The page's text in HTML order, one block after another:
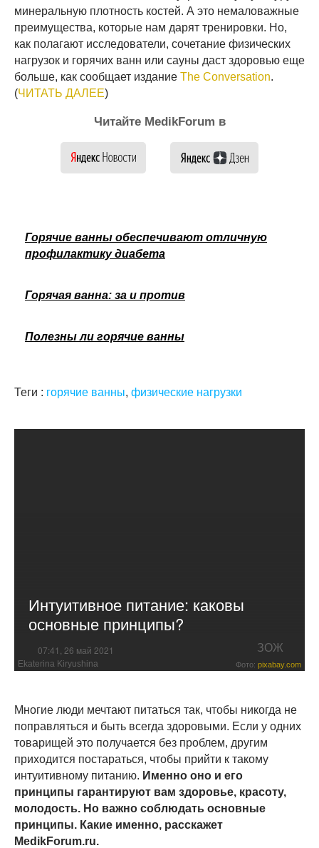
минеральную плотность костей. А это немаловажные
преимущества, которые нам дарят тренировки. Но,
как полагают исследователи, сочетание физических
нагрузок и горячих ванн или сауны даст здоровью еще
больше, как сообщает издание The Сonversation.
(ЧИТАТЬ ДАЛЕЕ)
Читайте MedikForum в
Горячие ванны обеспечивают отличную
профилактику диабета
Горячая ванна: за и против
Полезны ли горячие ванны
Теги : горячие ванны, физические нагрузки
Интуитивное питание: каковы
основные принципы?
07:41, 26 май 2021 ЗОЖ
Ekaterina Kiryushina Фото: pixabay.com
Многие люди мечтают питаться так, чтобы никогда не
поправляться и быть всегда здоровыми. Если у одних
товарищей это получается без проблем, другим
приходится постараться, чтобы прийти к такому
интуитивному питанию. Именно оно и его
принципы гарантируют вам здоровье, красоту,
молодость. Но важно соблюдать основные
принципы. Какие именно, расскажет
MedikForum.ru.